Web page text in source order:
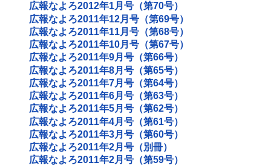
広報なよろ2012年1月号（第70号）
広報なよろ2011年12月号（第69号）
広報なよろ2011年11月号（第68号）
広報なよろ2011年10月号（第67号）
広報なよろ2011年9月号（第66号）
広報なよろ2011年8月号（第65号）
広報なよろ2011年7月号（第64号）
広報なよろ2011年6月号（第63号）
広報なよろ2011年5月号（第62号）
広報なよろ2011年4月号（第61号）
広報なよろ2011年3月号（第60号）
広報なよろ2011年2月号（別冊）
広報なよろ2011年2月号（第59号）